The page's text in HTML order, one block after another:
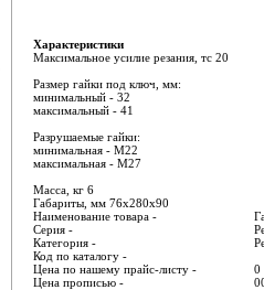
Характеристики
Максимальное усилие резания, тс 20
Размер гайки под ключ, мм:
минимальный - 32
максимальный - 41
Разрушаемые гайки:
минимальная - M22
максимальная - M27
Масса, кг 6
Габариты, мм 76х280х90
Наименование товара -
Серия -
Категория -
Код по каталогу -
Цена по нашему прайс-листу -
0
Цена прописью -